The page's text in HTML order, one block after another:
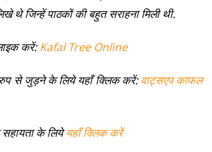
थे जिन्हें पाठकों की बहुत सराहना मिली थी.
करें:Kafal Tree Online
से जुड़ने के लिये यहाँ क्लिक करें:वाट्सएप काफल
के लियेयहाँ क्लिक करें